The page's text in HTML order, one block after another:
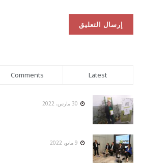
Comments Latest